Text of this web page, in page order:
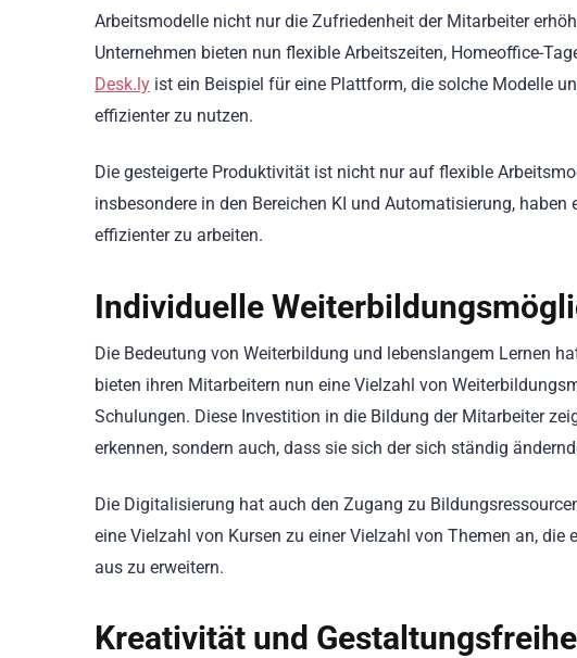
Arbeitsmodelle nicht nur die Zufriedenheit der Mitarbeiter
Unternehmen bieten nun flexible Arbeitszeiten, Homeoffice-
Desk.ly ist ein Beispiel für eine Plattform, die solche Modelle
effizienter zu nutzen.
Die gesteigerte Produktivität ist nicht nur auf flexible
insbesondere in den Bereichen KI und Automatisierung,
effizienter zu arbeiten.
Individuelle
Die Bedeutung von Weiterbildung und lebenslangem Lernen
bieten ihren Mitarbeitern nun eine Vielzahl von
Schulungen. Diese Investition in die Bildung der Mitarbeiter
erkennen, sondern auch, dass sie sich der sich ständig
Die Digitalisierung hat auch den Zugang zu
eine Vielzahl von Kursen zu einer Vielzahl von Themen an,
aus zu erweitern.
Kreativität und